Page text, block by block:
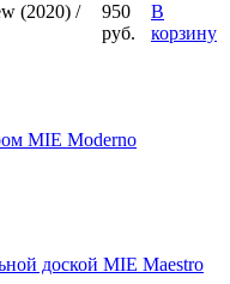
(2020) /
950
руб.
В
корзину
MIE Moderno
доской MIE Maestro